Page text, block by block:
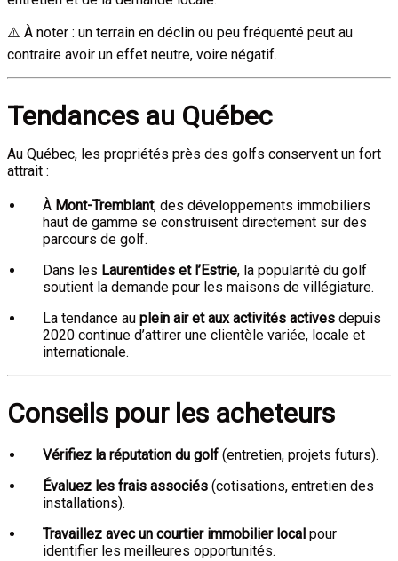
⚠️ À noter : un terrain en déclin ou peu fréquenté peut au
contraire avoir un effet neutre, voire négatif.
Tendances au Québec
Au Québec, les propriétés près des golfs conservent un fort
attrait :
À Mont-Tremblant, des développements immobiliers
haut de gamme se construisent directement sur des
parcours de golf.
Dans les Laurentides et l’Estrie, la popularité du golf
soutient la demande pour les maisons de villégiature.
La tendance au plein air et aux activités actives depuis
2020 continue d’attirer une clientèle variée, locale et
internationale.
Conseils pour les acheteurs
Vérifiez la réputation du golf (entretien, projets futurs).
Évaluez les frais associés (cotisations, entretien des
installations).
Travaillez avec un courtier immobilier local pour
identifier les meilleures opportunités.